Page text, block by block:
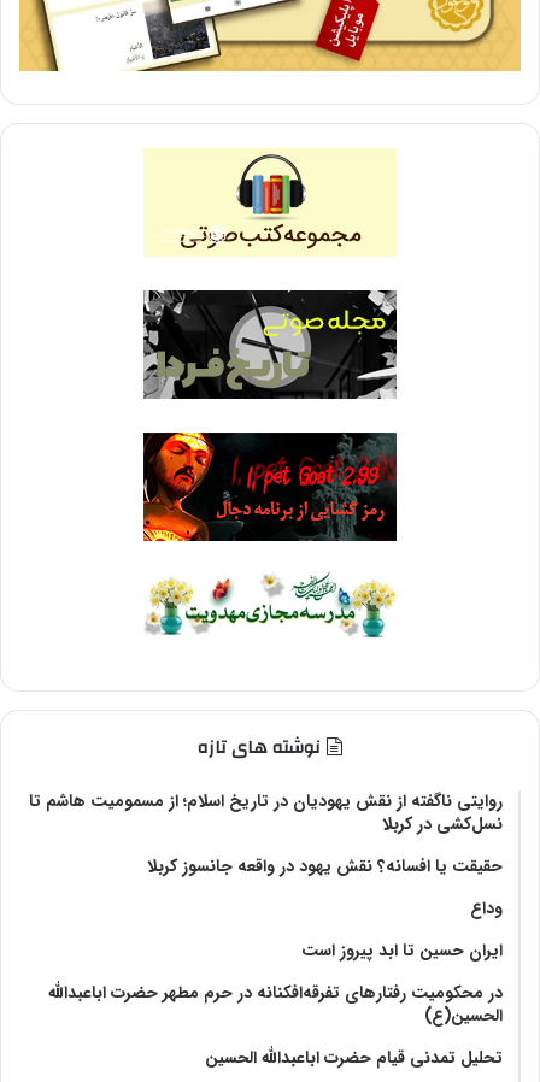
نوشته های تازه
روایتی ناگفته از نقش یهودیان در تاریخ اسلام؛ از مسمومیت هاشم تا
نسل‌کشی در کربلا
حقیقت یا افسانه؟‌ نقش یهود در واقعه جانسوز کربلا
وداع
ایران حسین تا ابد پیروز است
در محکومیت رفتارهای تفرقه‌افکنانه در حرم مطهر حضرت اباعبدالله
الحسین(ع)
تحلیل تمدنی قیام حضرت اباعبدالله الحسین